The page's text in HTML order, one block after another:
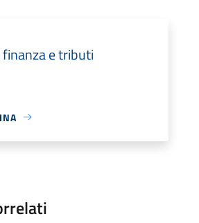
finanza e tributi